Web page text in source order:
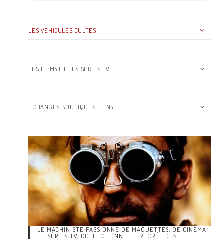
LES VEHICULES CULTES
LES FILMS ET LES SERIES TV
ECHANGES BOUTIQUES LIENS
LE MACHINISTE PASSIONNÉ DE MAQUETTES, DE CINÉMA
ET SÉRIES TV, COLLECTIONNE ET RECRÉE DES